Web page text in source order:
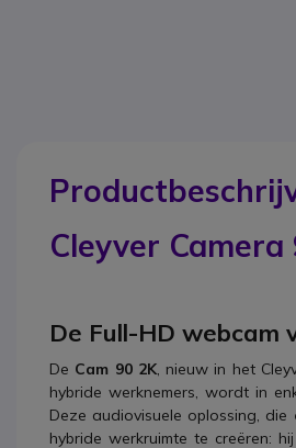
Cleyver Camera
De Full-HD webcam
De Cam 90 2K, nieuw in het
hybride werknemers, wordt in
Deze audiovisuele oplossing, die
hybride werkruimte te creëren: